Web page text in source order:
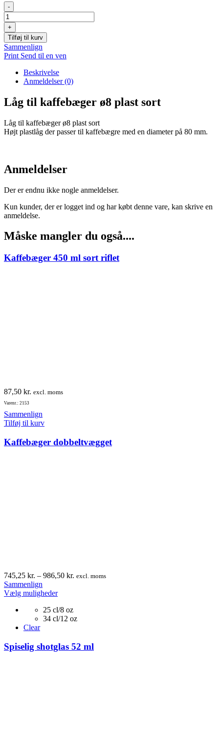
Låg
til
kaffebæger
ø8
plast
sort
antal
-
+
Tilføj til kurv
Sammenlign
Print Send til en ven
Beskrivelse
Anmeldelser (0)
Låg til kaffebæger ø8 plast sort
Låg til kaffebæger ø8 plast sort
Højt plastlåg der passer til kaffebægre med en diameter på 80 mm.
Anmeldelser
Der er endnu ikke nogle anmeldelser.
Kun kunder, der er logget ind og har købt denne vare, kan skrive en
anmeldelse.
Måske mangler du også....
Kaffebæger 450 ml sort riflet
87,50 kr. excl. moms
Varenr.: 2153
Sammenlign
Tilføj til kurv
Kaffebæger dobbeltvægget
745,25 kr. – 986,50 kr. Prisinterval:
excl. moms
Sammenlign
Vælg mulighederDette
har
flere
kan
25 cl/8 oz
34 cl/12 oz
Clear
Spiselig shotglas 52 ml